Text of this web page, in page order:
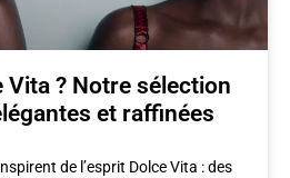
Vita ? Notre sélection
et raffinées
de l’esprit Dolce Vita : des